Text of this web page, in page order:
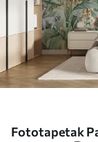
Fototapetak